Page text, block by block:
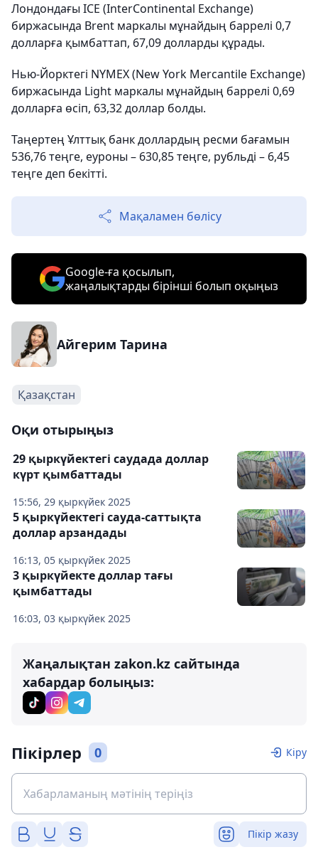
Лондондағы ICE (InterContinental Exchange)
биржасында Brent маркалы мұнайдың баррелі 0,7
долларға қымбаттап, 67,09 долларды құрады.
Нью-Йорктегі NYMEX (New York Mercantile Exchange)
биржасында Light маркалы мұнайдың баррелі 0,69
долларға өсіп, 63,32 доллар болды.
Таңертең Ұлттық банк доллардың ресми бағамын
536,76 теңге, еуроны – 630,85 теңге, рубльді – 6,45
теңге деп бекітті.
Мақаламен бөлісу
Google-ға қосылып,
жаңалықтарды бірінші болып оқыңыз
Айгерим Тарина
Қазақстан
Оқи отырыңыз
15:56, 29 қыркүйек 2025
29 қыркүйектегі саудада доллар
күрт қымбаттады
16:13, 05 қыркүйек 2025
5 қыркүйектегі сауда-саттықта
доллар арзандады
16:03, 03 қыркүйек 2025
3 қыркүйекте доллар тағы
қымбаттады
Жаңалықтан zakon.kz сайтында
хабардар болыңыз:
Пікірлер 0 Кіру
Пікір жазу